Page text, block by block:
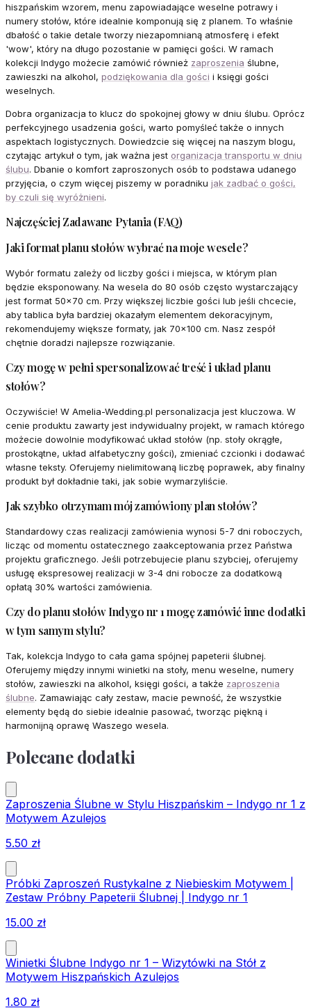
hiszpańskim wzorem, menu zapowiadające weselne potrawy i
numery stołów, które idealnie komponują się z planem. To właśnie
dbałość o takie detale tworzy niezapomnianą atmosferę i efekt
'wow', który na długo pozostanie w pamięci gości. W ramach
kolekcji Indygo możecie zamówić również zaproszenia ślubne,
zawieszki na alkohol, podziękowania dla gości i księgi gości
weselnych.
Dobra organizacja to klucz do spokojnej głowy w dniu ślubu. Oprócz
perfekcyjnego usadzenia gości, warto pomyśleć także o innych
aspektach logistycznych. Dowiedzcie się więcej na naszym blogu,
czytając artykuł o tym, jak ważna jest organizacja transportu w dniu
ślubu. Dbanie o komfort zaproszonych osób to podstawa udanego
przyjęcia, o czym więcej piszemy w poradniku jak zadbać o gości,
by czuli się wyróżnieni.
Najczęściej Zadawane Pytania (FAQ)
Jaki format planu stołów wybrać na moje wesele?
Wybór formatu zależy od liczby gości i miejsca, w którym plan
będzie eksponowany. Na wesela do 80 osób często wystarczający
jest format 50x70 cm. Przy większej liczbie gości lub jeśli chcecie,
aby tablica była bardziej okazałym elementem dekoracyjnym,
rekomendujemy większe formaty, jak 70x100 cm. Nasz zespół
chętnie doradzi najlepsze rozwiązanie.
Czy mogę w pełni spersonalizować treść i układ planu
stołów?
Oczywiście! W Amelia-Wedding.pl personalizacja jest kluczowa. W
cenie produktu zawarty jest indywidualny projekt, w ramach którego
możecie dowolnie modyfikować układ stołów (np. stoły okrągłe,
prostokątne, układ alfabetyczny gości), zmieniać czcionki i dodawać
własne teksty. Oferujemy nielimitowaną liczbę poprawek, aby finalny
produkt był dokładnie taki, jak sobie wymarzyliście.
Jak szybko otrzymam mój zamówiony plan stołów?
Standardowy czas realizacji zamówienia wynosi 5-7 dni roboczych,
licząc od momentu ostatecznego zaakceptowania przez Państwa
projektu graficznego. Jeśli potrzebujecie planu szybciej, oferujemy
usługę ekspresowej realizacji w 3-4 dni robocze za dodatkową
opłatą 30% wartości zamówienia.
Czy do planu stołów Indygo nr 1 mogę zamówić inne dodatki
w tym samym stylu?
Tak, kolekcja Indygo to cała gama spójnej papeterii ślubnej.
Oferujemy między innymi winietki na stoły, menu weselne, numery
stołów, zawieszki na alkohol, księgi gości, a także zaproszenia
ślubne. Zamawiając cały zestaw, macie pewność, że wszystkie
elementy będą do siebie idealnie pasować, tworząc piękną i
harmonijną oprawę Waszego wesela.
Polecane dodatki
Zaproszenia Ślubne w Stylu Hiszpańskim – Indygo nr 1 z
Motywem Azulejos
5.50 zł
Próbki Zaproszeń Rustykalne z Niebieskim Motywem |
Zestaw Próbny Papeterii Ślubnej | Indygo nr 1
15.00 zł
Winietki Ślubne Indygo nr 1 – Wizytówki na Stół z
Motywem Hiszpańskich Azulejos
1.80 zł